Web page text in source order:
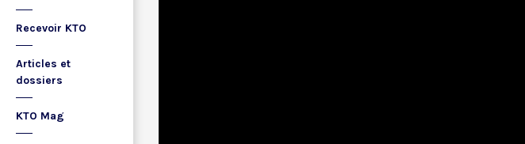
Recevoir KTO
Articles et
dossiers
KTO Mag